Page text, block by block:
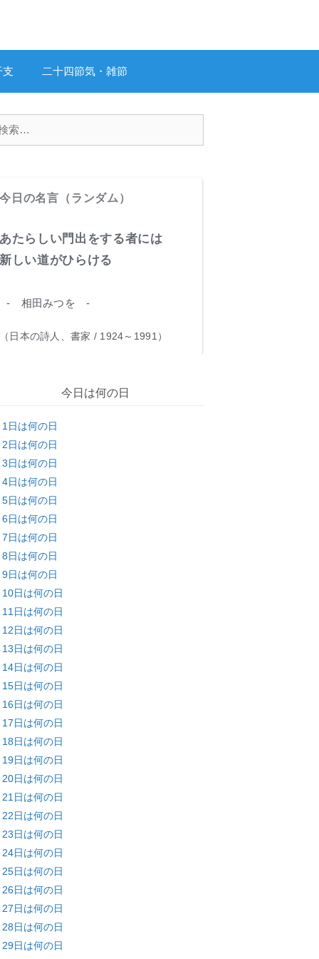
支 二十四節気・雑節
今日の名言（ランダム）
あたらしい門出をする者には
新しい道がひらける
- 相田みつを -
（日本の詩人、書家 / 1924～1991）
今日は何の日
日は何の日
日は何の日
日は何の日
日は何の日
日は何の日
日は何の日
日は何の日
日は何の日
日は何の日
日は何の日
日は何の日
日は何の日
日は何の日
日は何の日
日は何の日
日は何の日
日は何の日
日は何の日
日は何の日
日は何の日
日は何の日
日は何の日
日は何の日
日は何の日
日は何の日
日は何の日
日は何の日
日は何の日
日は何の日